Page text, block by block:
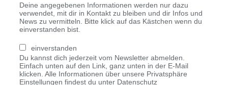
Deine angegebenen Informationen werden nur dazu
verwendet, mit dir in Kontakt zu bleiben und dir Infos und
News zu vermitteln. Bitte klick auf das Kästchen wenn du
einverstanden bist.
einverstanden
Du kannst dich jederzeit vom Newsletter abmelden.
Einfach unten auf den Link, ganz unten in der E-Mail
klicken. Alle Informationen über unsere Privatsphäre
Einstellungen findest du unter Datenschutz